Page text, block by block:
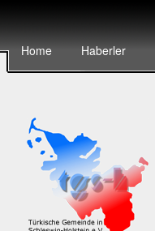
Home Haberler